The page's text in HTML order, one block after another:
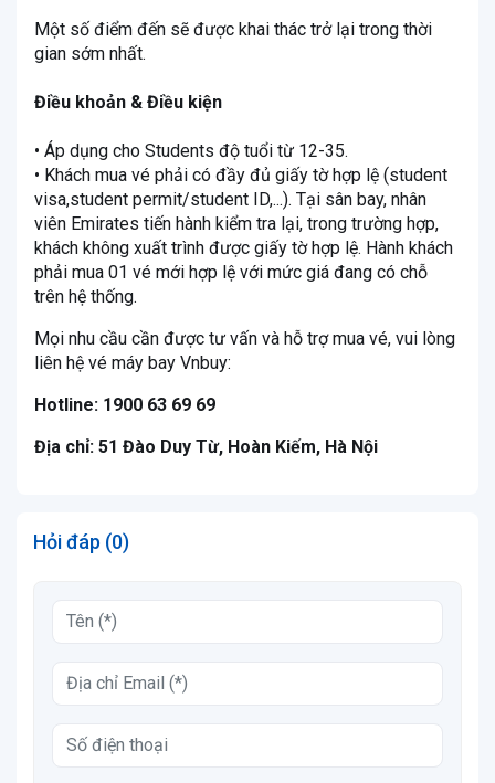
Một số điểm đến sẽ được khai thác trở lại trong thời
gian sớm nhất.
Điều khoản & Điều kiện
• Áp dụng cho Students độ tuổi từ 12-35.
• Khách mua vé phải có đầy đủ giấy tờ hợp lệ (student
visa,student permit/student ID,...). Tại sân bay, nhân
viên Emirates tiến hành kiểm tra lại, trong trường hợp,
khách không xuất trình được giấy tờ hợp lệ. Hành khách
phải mua 01 vé mới hợp lệ với mức giá đang có chỗ
trên hệ thống.
Mọi nhu cầu cần được tư vấn và hỗ trợ mua vé, vui lòng
liên hệ vé máy bay Vnbuy:
Hotline: 1900 63 69 69
Địa chỉ: 51 Đào Duy Từ, Hoàn Kiếm, Hà Nội
Hỏi đáp (0)